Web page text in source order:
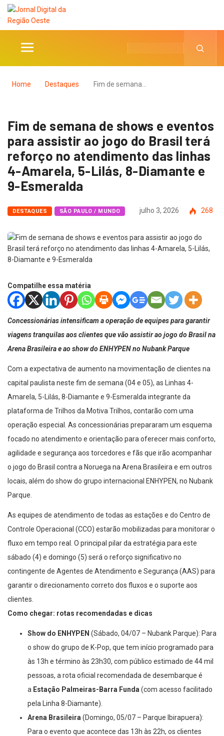
Home Destaques Fim de semana…
Fim de semana de shows e eventos
para assistir ao jogo do Brasil terá
reforço no atendimento das linhas
4-Amarela, 5-Lilás, 8-Diamante e
9-Esmeralda
DESTAQUES SÃO PAULO / MUNDO julho 3, 2026 268
Compatilhe essa matéria
Concessionárias intensificam a operação de equipes para garantir
viagens tranquilas aos clientes que vão assistir ao jogo do Brasil na
Arena Brasileira e ao show do ENHYPEN no Nubank Parque
Com a expectativa de aumento na movimentação de clientes na
capital paulista neste fim de semana (04 e 05), as Linhas 4-
Amarela, 5-Lilás, 8-Diamante e 9-Esmeralda integrante da
plataforma de Trilhos da Motiva Trilhos, contarão com uma
operação especial. As concessionárias prepararam um esquema
focado no atendimento e orientação para oferecer mais conforto,
agilidade e segurança aos torcedores e fãs que irão acompanhar
o jogo do Brasil contra a Noruega na Arena Brasileira e em outros
locais, além do show do grupo internacional ENHYPEN, no Nubank
Parque.
As equipes de atendimento de todas as estações e do Centro de
Controle Operacional (CCO) estarão mobilizadas para monitorar o
fluxo em tempo real. O principal pilar da estratégia para este
sábado (4) e domingo (5) será o reforço significativo no
contingente de Agentes de Atendimento e Segurança (AAS) para
garantir o direcionamento correto dos fluxos e o suporte aos
clientes.
Como chegar: rotas recomendadas e dicas
Show do ENHYPEN (Sábado, 04/07 – Nubank Parque): Para
o show do grupo de K-Pop, que tem início programado para
às 13h e término às 23h30, com público estimado de 44 mil
pessoas, a rota oficial recomendada de desembarque é
a Estação Palmeiras-Barra Funda (com acesso facilitado
pela Linha 8-Diamante).
Arena Brasileira (Domingo, 05/07 – Parque Ibirapuera):
Para o evento que acontece das 13h às 22h, os clientes